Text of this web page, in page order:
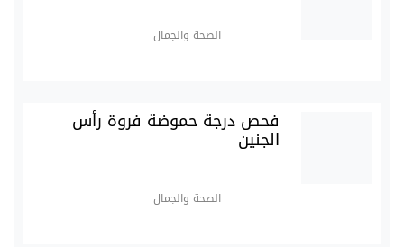
الصحة والجمال
فحص درجة حموضة فروة رأس
الجنين
الصحة والجمال